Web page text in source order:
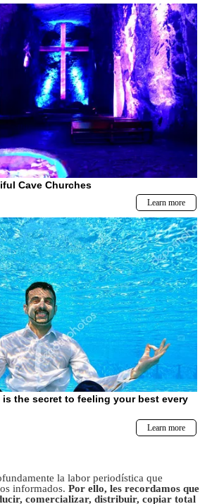
la labor periodística que
informados. Por ello, les recordamos que
comercializar, distribuir, copiar total